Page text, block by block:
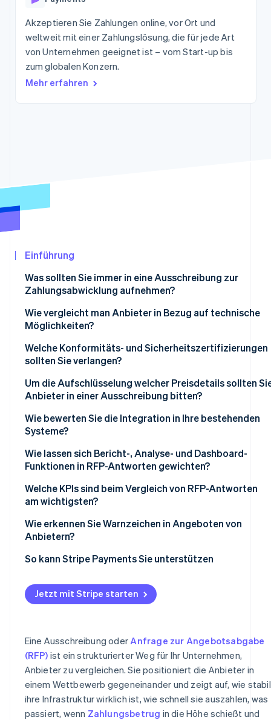
Betrugsprävention
Atlas
Start-up-Gründung
Climate
CO₂-Entnahme
Identity
Partner
Stripe App-Marktplatz
Akzeptieren Sie Zahlungen online, vor Ort und
weltweit mit einer Zahlungslösung, die für jede Art
von Unternehmen geeignet ist – vom Start-up bis
zum globalen Konzern.
Mehr erfahren
Einführung
Was sollten Sie immer in eine Ausschreibung zur
Zahlungsabwicklung aufnehmen?
Übersicht zu Unternehmen und Projekt
Erforderliche Zahlungsfunktionen
Technische Anforderungen und
Integrationsanforderungen
Sicherheit und Compliance
Berichte und Analysen
Kunden-Support und Kontoverwaltung
Preisstruktur
Referenzen und Erfolgsbilanz
Anweisungen und Zeitplan für Angebote
Wie vergleicht man Anbieter in Bezug auf technische
Möglichkeiten?
Zuverlässigkeit und Verfügbarkeit
Skalierbarkeit und Leistung
Zahlungsmethoden und -kanäle
Globale Reichweite und lokales Fachwissen
API-Qualität und Entwicklererfahrung
Innovation und erweiterte Funktionen
Welche Konformitäts- und Sicherheitszertifizierungen
sollten Sie verlangen?
PCI DSS Level 1
Datenschutzgesetze
Verschlüsselung und Tokenisierung
Betrug und Risiko-Compliance
Sicherheitsmaßnahmen
Wie lassen sich in einem Angebot Kundensupport und
Kontoverwaltung am besten bewerten?
Supportkanäle und Verfügbarkeit
Kontoverwaltung
Referenzen und Metriken
Um die Aufschlüsselung welcher Preisdetails sollten
Anbieter in einer Ausschreibung bitten?
Transaktionsgebühren
Monatliche und feste Gebühren
Einmalige Kosten und Einrichtungskosten
Rückbuchungen und Zahlungsanfechtungen
Add-on-Dienstleistungen
Kosten für Umtausch und Zahlungsabwicklung
Mengenrabatte und Stufen
Strukturierte Aufschlüsselungen
Wie bewerten Sie die Integration in Ihre bestehenden
Systeme?
Kompatibilität mit Ihrem Stack
API-Qualität und Dokumentation
Zeit bis zum Go-Live
Einpassung in den Workflow
Prüfung und Zertifizierung
Zukünftige Flexibilität
Wie lassen sich Bericht-, Analyse- und Dashboard-
Funktionen in RFP-Antworten gewichten?
Zentraler Überblick
Berichterstattung in Echtzeit
Benutzerdefinierte Berichte und Datenzugriff
Dashboard-Erfahrung
Welche KPIs sind beim Vergleich von RFP-Antworten
am wichtigsten?
Autorisierungs- und Akzeptanzquoten
Zahlungsabwicklungsdauer
Effektive Kosten pro Transaktion
Abdeckung von Methoden und Märkten
Zeit für die Implementierung
Zukunftsfähigkeit
Wie erkennen Sie Warnzeichen in Angeboten von
Anbietern?
Anweisungen werden ignoriert
Mangel an Referenzen
Preisgestaltung
Fehlende Ausrichtung an Ihren Bedürfnissen
Schwache Pläne für Implementierung oder Support
So kann Stripe Payments Sie unterstützen
Jetzt mit Stripe starten
Eine Ausschreibung oder Anfrage zur Angebotsabgabe
(RFP) ist ein strukturierter Weg für Ihr Unternehmen,
Anbieter zu vergleichen. Sie positioniert die Anbieter in
einem Wettbewerb gegeneinander und zeigt auf, wie stabil
ihre Infrastruktur wirklich ist, wie schnell sie auszahlen, was
passiert, wenn Zahlungsbetrug in die Höhe schießt und